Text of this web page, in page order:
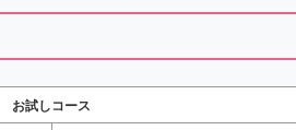
お試しコース